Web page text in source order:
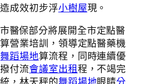
成效初步浮小樹屋現。
醫保部分將展開全市定點醫
營業培訓，領導定點醫藥機
舞蹈場地算流程，同時連續優
付流會議室出租程，不竭完